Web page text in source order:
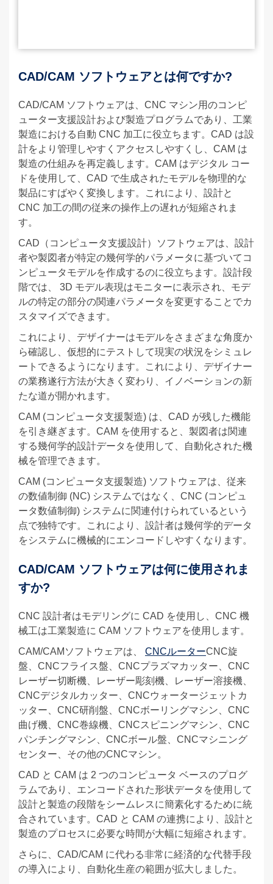
CAD/CAM ソフトウェアとは何ですか?
CAD/CAM ソフトウェアは、CNC マシン用のコンピ
ューター支援設計および製造プログラムであり、工業
製造における自動 CNC 加工に役立ちます。CAD は設
計をより管理しやすくアクセスしやすくし、CAM は
製造の仕組みを再定義します。CAM はデジタル コー
ドを使用して、CAD で生成されたモデルを物理的な
製品にすばやく変換します。これにより、設計と
CNC 加工の間の従来の操作上の遅れが短縮されま
す。
CAD（コンピュータ支援設計）ソフトウェアは、設計
者や製図者が特定の幾何学的パラメータに基づいてコ
ンピュータモデルを作成するのに役立ちます。設計段
階では、 3D モデル表現はモニターに表示され、モデ
ルの特定の部分の関連パラメータを変更することでカ
スタマイズできます。
これにより、デザイナーはモデルをさまざまな角度か
ら確認し、仮想的にテストして現実の状況をシミュレ
ートできるようになります。これにより、デザイナー
の業務遂行方法が大きく変わり、イノベーションの新
たな道が開かれます。
CAM (コンピュータ支援製造) は、CAD が残した機能
を引き継ぎます。CAM を使用すると、製図者は関連
する幾何学的設計データを使用して、自動化された機
械を管理できます。
CAM (コンピュータ支援製造) ソフトウェアは、従来
の数値制御 (NC) システムではなく、CNC (コンピュ
ータ数値制御) システムに関連付けられているという
点で独特です。これにより、設計者は幾何学的データ
をシステムに機械的にエンコードしやすくなります。
CAD/CAM ソフトウェアは何に使用されま
すか?
CNC 設計者はモデリングに CAD を使用し、CNC 機
械工は工業製造に CAM ソフトウェアを使用します。
CAM/CAMソフトウェアは、 CNCルーターCNC旋
盤、CNCフライス盤、CNCプラズマカッター、CNC
レーザー切断機、レーザー彫刻機、レーザー溶接機、
CNCデジタルカッター、CNCウォータージェットカ
ッター、CNC研削盤、CNCボーリングマシン、CNC
曲げ機、CNC巻線機、CNCスピニングマシン、CNC
パンチングマシン、CNCボール盤、CNCマシニング
センター、その他のCNCマシン。
CAD と CAM は 2 つのコンピュータ ベースのプログ
ラムであり、エンコードされた形状データを使用して
設計と製造の段階をシームレスに簡素化するために統
合されています。CAD と CAM の連携により、設計と
製造のプロセスに必要な時間が大幅に短縮されます。
さらに、CAD/CAM に代わる非常に経済的な代替手段
の導入により、自動化生産の範囲が拡大しました。